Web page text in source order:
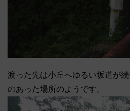
渡った先は小丘へゆるい坂道が
のあった場所のようです。